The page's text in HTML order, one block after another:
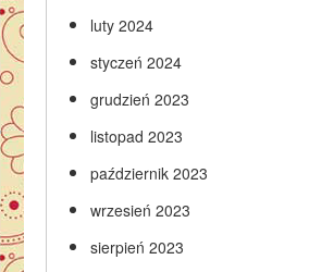
luty 2024
styczeń 2024
grudzień 2023
listopad 2023
październik 2023
wrzesień 2023
sierpień 2023